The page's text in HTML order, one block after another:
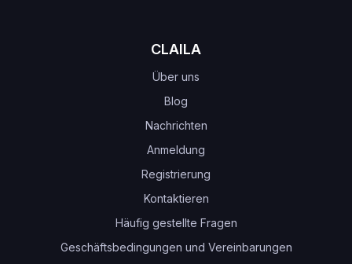
CLAILA
Über uns
Blog
Nachrichten
Anmeldung
Registrierung
Kontaktieren
Häufig gestellte Fragen
Geschäftsbedingungen und Vereinbarungen